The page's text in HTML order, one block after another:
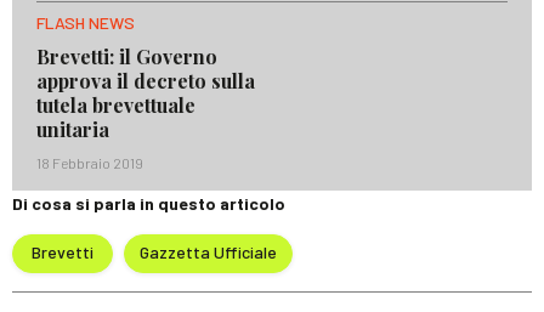
FLASH NEWS
Brevetti: il Governo
approva il decreto sulla
tutela brevettuale
unitaria
18 Febbraio 2019
Di cosa si parla in questo articolo
Brevetti Gazzetta Ufficiale